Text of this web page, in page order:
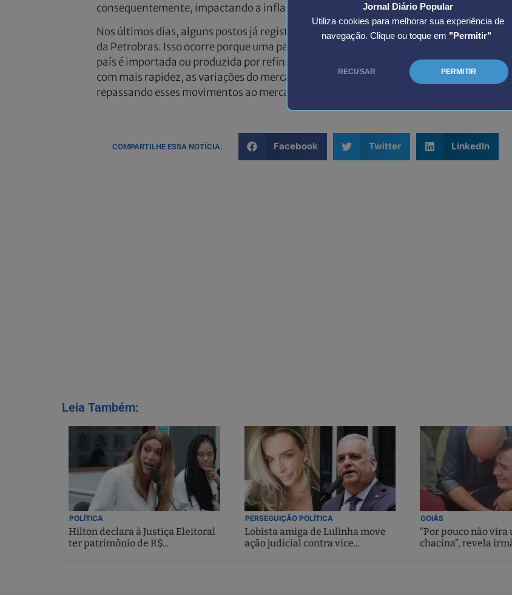
Jornal Diário Popular
Utiliza cookies para melhorar sua experiência de
navegação. Clique ou toque em "Permitir"
RECUSAR PERMITIR
consequentemente, impactando a inflação.
Nos últimos dias, alguns postos já registraram aumento, mesmo sem reajuste por parte
da Petrobras. Isso ocorre porque uma parcela significativa do combustível vendido no
país é importada ou produzida por refinarias privadas, que costumam acompanhar,
com mais rapidez, as variações do mercado internacional de petróleo e diesel,
repassando esses movimentos ao mercado doméstico.
COMPARTILHE ESSA NOTÍCIA: Facebook Twitter LinkedIn
Leia Também:
POLÍTICA
Hilton declara à Justiça Eleitoral
ter patrimônio de R$...
PERSEGUIÇÃO POLÍTICA
Lobista amiga de Lulinha move
ação judicial contra vice...
GOIÁS
“Por pouco não vira
chacina”, revela